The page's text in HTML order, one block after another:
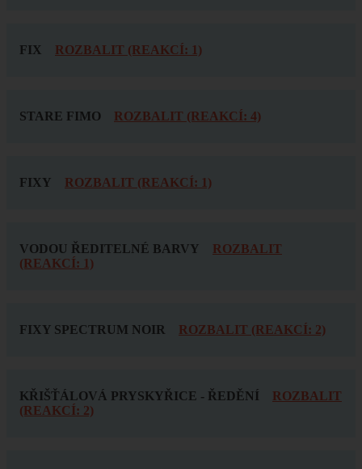
FIX ROZBALIT (REAKCÍ: 1)
STARE FIMO ROZBALIT (REAKCÍ: 4)
FIXY ROZBALIT (REAKCÍ: 1)
VODOU ŘEDITELNÉ BARVY
ROZBALIT
(REAKCÍ: 1)
FIXY SPECTRUM NOIR ROZBALIT (REAKCÍ: 2)
KŘIŠŤÁLOVÁ PRYSKYŘICE - ŘEDĚNÍ
ROZBALIT
(REAKCÍ: 2)